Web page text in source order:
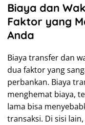
Biaya dan
Faktor yang
Anda
Biaya transfer dan
dua faktor yang
perbankan. Biaya
menghemat biaya,
lama bisa
transaksi. Di sisi